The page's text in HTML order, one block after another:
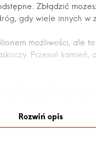
Zbłądzić
gdy wiele innych w
możliwości, ale to
Przesuń kamień,
pocałunek Loisetty,
pożegnalnego
Rozwiń opis